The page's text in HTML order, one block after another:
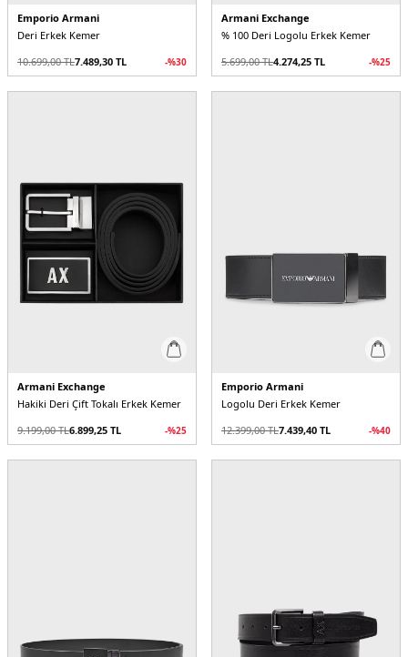
Emporio Armani
Deri Erkek Kemer
10.699,00TL7.489,30 TL -%30
Armani Exchange
% 100 Deri Logolu Erkek Kemer
5.699,00TL4.274,25 TL -%25
Armani Exchange
Hakiki Deri Çift Tokalı Erkek Kemer
9.199,00TL6.899,25 TL -%25
Emporio Armani
Logolu Deri Erkek Kemer
12.399,00TL7.439,40 TL -%40